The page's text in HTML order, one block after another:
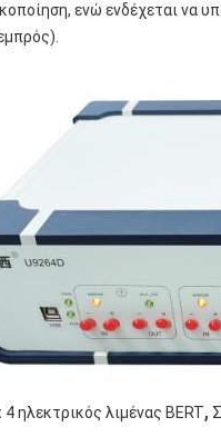
ενώ ενδέχεται να
4 ηλεκτρικός λιμένας BERT,